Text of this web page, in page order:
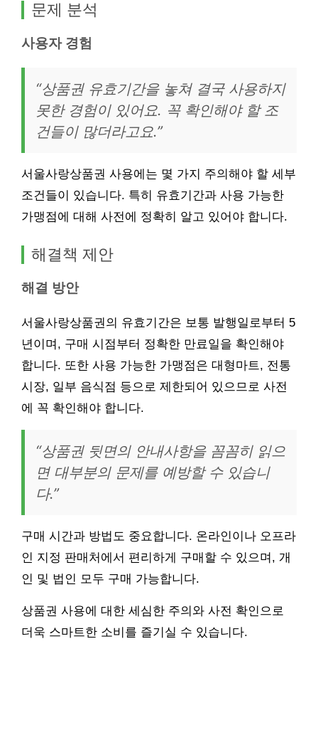
문제 분석
사용자 경험
“상품권 유효기간을 놓쳐 결국 사용하지
못한 경험이 있어요. 꼭 확인해야 할 조
건들이 많더라고요.”
서울사랑상품권 사용에는 몇 가지 주의해야 할 세부
조건들이 있습니다. 특히 유효기간과 사용 가능한
가맹점에 대해 사전에 정확히 알고 있어야 합니다.
해결책 제안
해결 방안
서울사랑상품권의 유효기간은 보통 발행일로부터 5
년이며, 구매 시점부터 정확한 만료일을 확인해야
합니다. 또한 사용 가능한 가맹점은 대형마트, 전통
시장, 일부 음식점 등으로 제한되어 있으므로 사전
에 꼭 확인해야 합니다.
“상품권 뒷면의 안내사항을 꼼꼼히 읽으
면 대부분의 문제를 예방할 수 있습니
다.”
구매 시간과 방법도 중요합니다. 온라인이나 오프라
인 지정 판매처에서 편리하게 구매할 수 있으며, 개
인 및 법인 모두 구매 가능합니다.
상품권 사용에 대한 세심한 주의와 사전 확인으로
더욱 스마트한 소비를 즐기실 수 있습니다.